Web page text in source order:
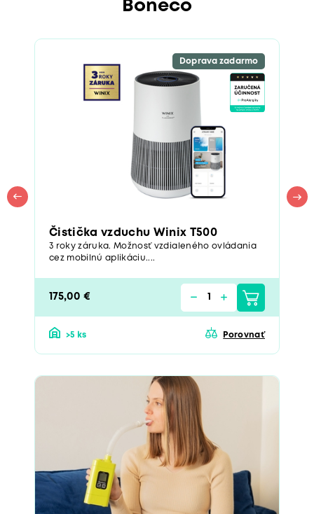
Boneco
Doprava zadarmo
Čistička vzduchu Winix T500
3 roky záruka. Možnosť vzdialeného ovládania
cez mobilnú aplikáciu....
175,00 €
>5 ks Porovnať